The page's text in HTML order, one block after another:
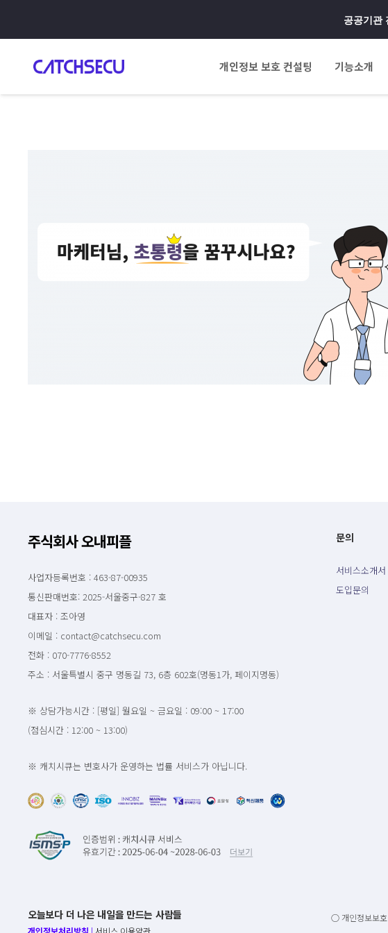
공공기관
개인정보 보호 컨설팅 기능소개
주식회사 오내피플
사업자등록번호 : 463-87-00935
통신판매번호: 2025-서울중구-827 호
대표자 : 조아영
이메일 : contact@catchsecu.com
전화 : 070-7776-8552
주소 : 서울특별시 중구 명동길 73, 6층 602호(명동1가, 페이지명동)
※ 상담가능시간 : [평일] 월요일 ~ 금요일 : 09:00 ~ 17:00
(점심시간 : 12:00 ~ 13:00)
※ 캐치시큐는 변호사가 운영하는 법률 서비스가 아닙니다.
문의
서비스소개서
도입문의
오늘보다 더 나은 내일을 만드는 사람들
개인정보처리방침 | 서비스 이용약관
○ 개인정보보호